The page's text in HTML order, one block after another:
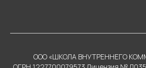
ООО «ШКОЛА ВНУТРЕННЕГО